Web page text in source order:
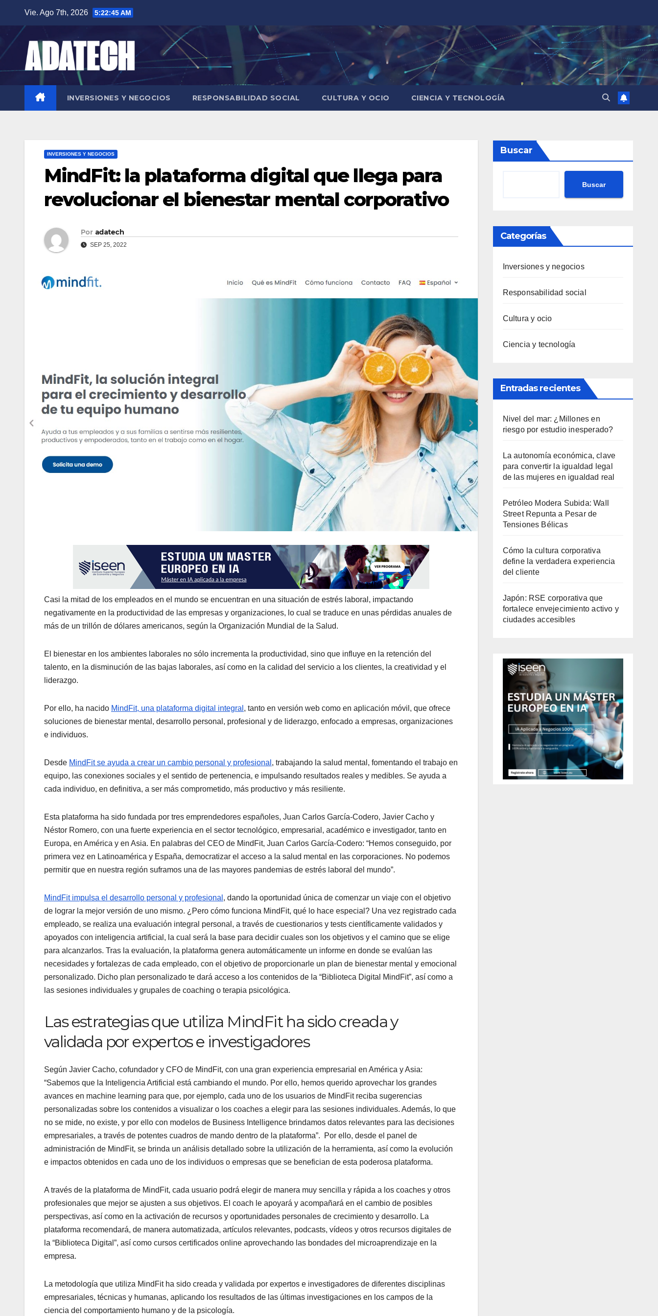
contenido
Vie. Ago 7th, 2026 5:22:46 AM
INVERSIONES Y NEGOCIOS RESPONSABILIDAD SOCIAL CULTURA Y OCIO CIENCIA Y TECNOLOGÍA
INVERSIONES Y NEGOCIOS
MindFit: la plataforma digital que llega para
revolucionar el bienestar mental corporativo
Por adatech
SEP 25, 2022
Casi la mitad de los empleados en el mundo se encuentran en una situación de estrés laboral, impactando
negativamente en la productividad de las empresas y organizaciones, lo cual se traduce en unas pérdidas anuales de
más de un trillón de dólares americanos, según la Organización Mundial de la Salud.
El bienestar en los ambientes laborales no sólo incrementa la productividad, sino que influye en la retención del
talento, en la disminución de las bajas laborales, así como en la calidad del servicio a los clientes, la creatividad y el
liderazgo.
Por ello, ha nacido MindFit, una plataforma digital integral , tanto en versión web como en aplicación móvil, que ofrece
soluciones de bienestar mental, desarrollo personal, profesional y de liderazgo, enfocado a empresas, organizaciones
e individuos.
Desde MindFit se ayuda a crear un cambio personal y profesional , trabajando la salud mental, fomentando el trabajo en
equipo, las conexiones sociales y el sentido de pertenencia, e impulsando resultados reales y medibles. Se ayuda a
cada individuo, en definitiva, a ser más comprometido, más productivo y más resiliente.
Esta plataforma ha sido fundada por tres emprendedores españoles, Juan Carlos García-Codero, Javier Cacho y
Néstor Romero, con una fuerte experiencia en el sector tecnológico, empresarial, académico e investigador, tanto en
Europa, en América y en Asia. En palabras del CEO de MindFit, Juan Carlos García-Codero: “Hemos conseguido, por
primera vez en Latinoamérica y España, democratizar el acceso a la salud mental en las corporaciones. No podemos
permitir que en nuestra región suframos una de las mayores pandemias de estrés laboral del mundo”.
MindFit impulsa el desarrollo personal y profesional , dando la oportunidad única de comenzar un viaje con el objetivo
de lograr la mejor versión de uno mismo. ¿Pero cómo funciona MindFit, qué lo hace especial? Una vez registrado cada
empleado, se realiza una evaluación integral personal, a través de cuestionarios y tests científicamente validados y
apoyados con inteligencia artificial, la cual será la base para decidir cuales son los objetivos y el camino que se elige
para alcanzarlos. Tras la evaluación, la plataforma genera automáticamente un informe en donde se evalúan las
necesidades y fortalezas de cada empleado, con el objetivo de proporcionarle un plan de bienestar mental y emocional
personalizado. Dicho plan personalizado te dará acceso a los contenidos de la “Biblioteca Digital MindFit”, así como a
las sesiones individuales y grupales de coaching o terapia psicológica.
Las estrategias que utiliza MindFit ha sido creada y
validada por expertos e investigadores
Según Javier Cacho, cofundador y CFO de MindFit, con una gran experiencia empresarial en América y Asia:
“Sabemos que la Inteligencia Artificial está cambiando el mundo. Por ello, hemos querido aprovechar los grandes
avances en machine learning para que, por ejemplo, cada uno de los usuarios de MindFit reciba sugerencias
personalizadas sobre los contenidos a visualizar o los coaches a elegir para las sesiones individuales. Además, lo que
no se mide, no existe, y por ello con modelos de Business Intelligence brindamos datos relevantes para las decisiones
empresariales, a través de potentes cuadros de mando dentro de la plataforma”. Por ello, desde el panel de
administración de MindFit, se brinda un análisis detallado sobre la utilización de la herramienta, así como la evolución
e impactos obtenidos en cada uno de los individuos o empresas que se benefician de esta poderosa plataforma.
A través de la plataforma de MindFit, cada usuario podrá elegir de manera muy sencilla y rápida a los coaches y otros
profesionales que mejor se ajusten a sus objetivos. El coach le apoyará y acompañará en el cambio de posibles
perspectivas, así como en la activación de recursos y oportunidades personales de crecimiento y desarrollo. La
plataforma recomendará, de manera automatizada, artículos relevantes, podcasts, vídeos y otros recursos digitales de
la “Biblioteca Digital”, así como cursos certificados online aprovechando las bondades del microaprendizaje en la
empresa.
La metodología que utiliza MindFit ha sido creada y validada por expertos e investigadores de diferentes disciplinas
empresariales, técnicas y humanas, aplicando los resultados de las últimas investigaciones en los campos de la
ciencia del comportamiento humano y de la psicología.
Buscar
Buscar
Categorías
Inversiones y negocios
Responsabilidad social
Cultura y ocio
Ciencia y tecnología
Entradas recientes
Nivel del mar: ¿Millones en
riesgo por estudio inesperado?
La autonomía económica, clave
para convertir la igualdad legal
de las mujeres en igualdad real
Petróleo Modera Subida: Wall
Street Repunta a Pesar de
Tensiones Bélicas
Cómo la cultura corporativa
define la verdadera experiencia
del cliente
Japón: RSE corporativa que
fortalece envejecimiento activo y
ciudades accesibles